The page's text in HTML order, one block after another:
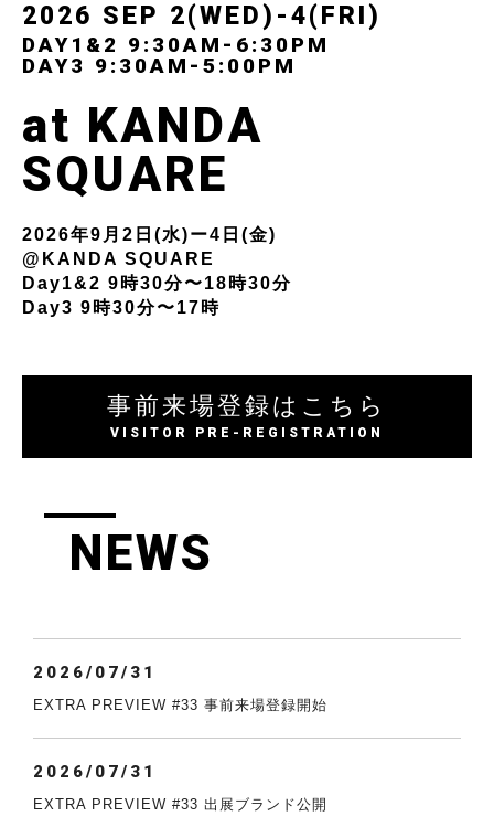
2026 SEP 2(WED)-4(FRI)
DAY1&2 9:30AM-6:30PM
DAY3 9:30AM-5:00PM
at KANDA
SQUARE
2026年9月2日(水)ー4日(金)
@KANDA SQUARE
Day1&2 9時30分〜18時30分
Day3 9時30分〜17時
事前来場登録はこちら
VISITOR PRE-REGISTRATION
NEWS
2026/07/31
EXTRA PREVIEW #33 事前来場登録開始
2026/07/31
EXTRA PREVIEW #33 出展ブランド公開